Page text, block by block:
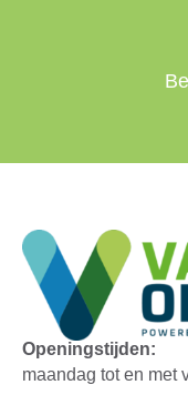
Openingstijden:
maandag tot en met